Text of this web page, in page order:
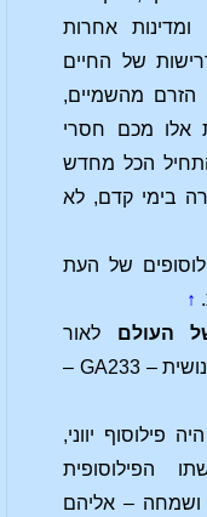
אחרות
של החיים
הזרם מהשמיים,
אלו מכם חסרי
הכל מחדש
בימי קדם, לא
של העת
↑
העולם לאור
האנתרופוסופיה כיסוד להבנת הרוח האנושית – GA233 –
היה פילוסוף יווני,
הפילוסופית
– אליהם